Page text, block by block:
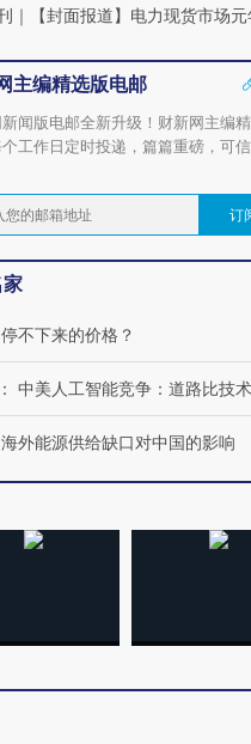
｜ 【封面报道】电力现货市场
主编精选版电邮
闻版电邮全新升级！财新网主编
工作日定时投递，篇篇重磅，可
订
停不下来的价格？
： 中美人工智能竞争：道路比技
海外能源供给缺口对中国的影响